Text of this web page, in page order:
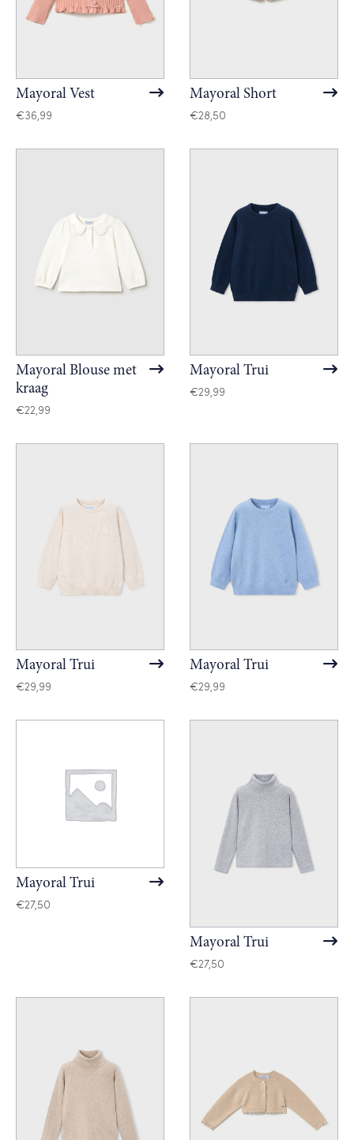
Mayoral Vest
€36,99
Mayoral Short
€28,50
Mayoral Blouse met
kraag
€22,99
Mayoral Trui
€29,99
Mayoral Trui
€29,99
Mayoral Trui
€29,99
Mayoral Trui
€27,50
Mayoral Trui
€27,50